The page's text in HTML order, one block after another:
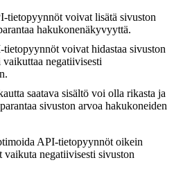
tietopyynnöt voivat lisätä sivuston
hakukonenäkyvyyttä.
tietopyynnöt voivat hidastaa sivuston
negatiivisesti
saatava sisältö voi olla rikasta ja
sivuston arvoa hakukoneiden
API-tietopyynnöt oikein
vaikuta negatiivisesti sivuston